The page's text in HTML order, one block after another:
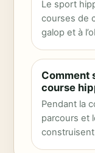
Le sport
courses de
galop et à
Comment
course
Pendant la
parcours et
construisent